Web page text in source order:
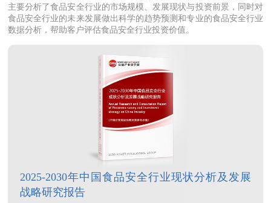
主要分析了食品安全行业的市场规模、发展现状与投资前景，同时对
食品安全行业的未来发展做出科学的趋势预测和专业的食品安全行业
数据分析，帮助客户评估食品安全行业投资价值。
2025-2030年中国食品安全行业现状分析及发展
战略研究报告